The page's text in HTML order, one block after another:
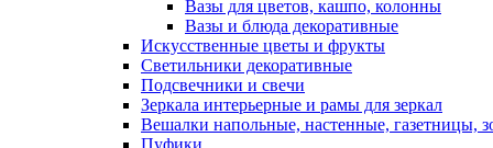
Вазы для цветов, кашпо, колонны
Вазы и блюда декоративные
Искусственные цветы и фрукты
Светильники декоративные
Подсвечники и свечи
Зеркала интерьерные и рамы для зеркал
Вешалки напольные, настенные, газетницы,
Пуфики